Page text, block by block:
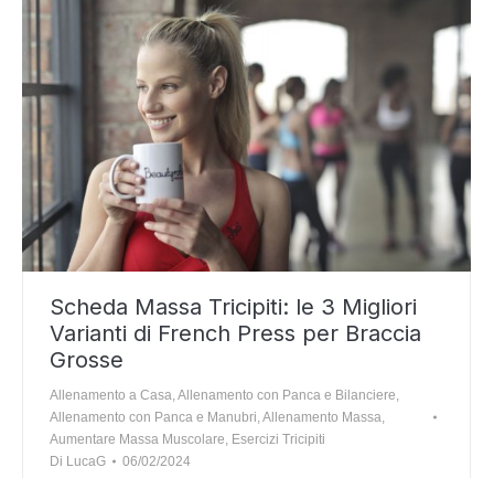
Scheda Massa Tricipiti: le 3 Migliori
Varianti di French Press per Braccia
Grosse
Allenamento a Casa,Allenamento con Panca e Bilanciere,
Allenamento con Panca e Manubri,Allenamento Massa,
Aumentare Massa Muscolare, Esercizi Tricipiti
Di LucaG 06/02/2024